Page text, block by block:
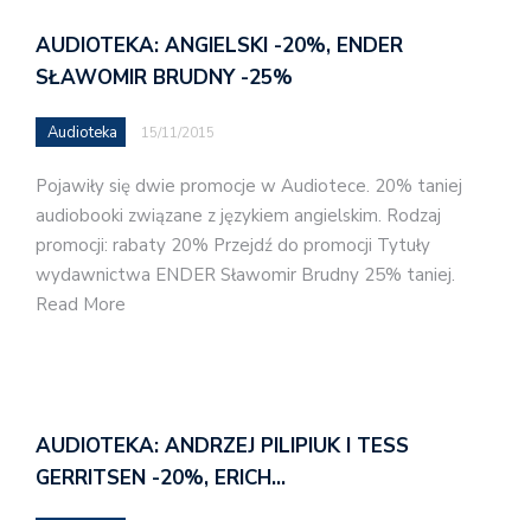
AUDIOTEKA: ANGIELSKI -20%, ENDER
SŁAWOMIR BRUDNY -25%
Audioteka 15/11/2015
Pojawiły się dwie promocje w Audiotece. 20% taniej
audiobooki związane z językiem angielskim. Rodzaj
promocji: rabaty 20% Przejdź do promocji Tytuły
wydawnictwa ENDER Sławomir Brudny 25% taniej.
Read More
AUDIOTEKA: ANDRZEJ PILIPIUK I TESS
GERRITSEN -20%, ERICH…